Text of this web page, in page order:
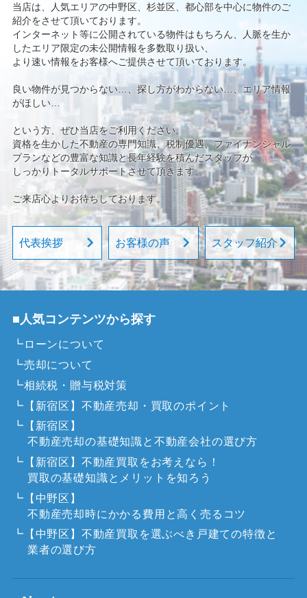
当店は、人気エリアの中野区、杉並区、都心部を中心に物件のご
紹介をさせて頂いております。
インターネット等に公開されている物件はもちろん、人脈を生か
したエリア限定の未公開情報を多数取り扱い、
より速い情報をお客様へご提供させて頂いております。
良い物件が見つからない…、探し方がわからない…、エリア情報
がほしい…
という方、ぜひ当店をご利用ください。
資格を生かした不動産の専門知識、税制優遇、ファイナンシャル
プランなどの豊富な知識と長年経験を積んだスタッフが
しっかりトータルサポートさせて頂きます。
ご来店心よりお待ちしております。
代表挨拶 お客様の声 スタッフ紹介
■人気コンテンツから探す
┗ローンについて
┗売却について
┗相続税・贈与税対策
┗【新宿区】不動産売却・買取のポイント
┗【新宿区】
不動産売却の基礎知識と不動産会社の選び方
┗【新宿区】不動産買取をお考えなら！
買取の基礎知識とメリットを知ろう
┗【中野区】
不動産売却時にかかる費用と高く売るコツ
┗【中野区】不動産買取を選ぶべき戸建ての特徴と
業者の選び方